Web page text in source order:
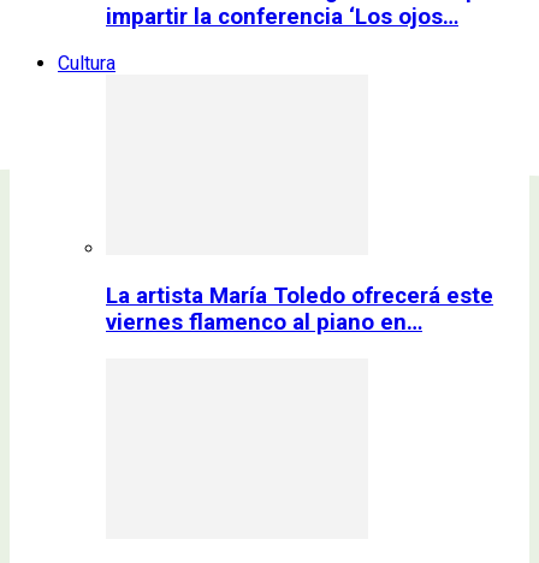
impartir la conferencia ‘Los ojos…
Cultura
La artista María Toledo ofrecerá este
viernes flamenco al piano en…